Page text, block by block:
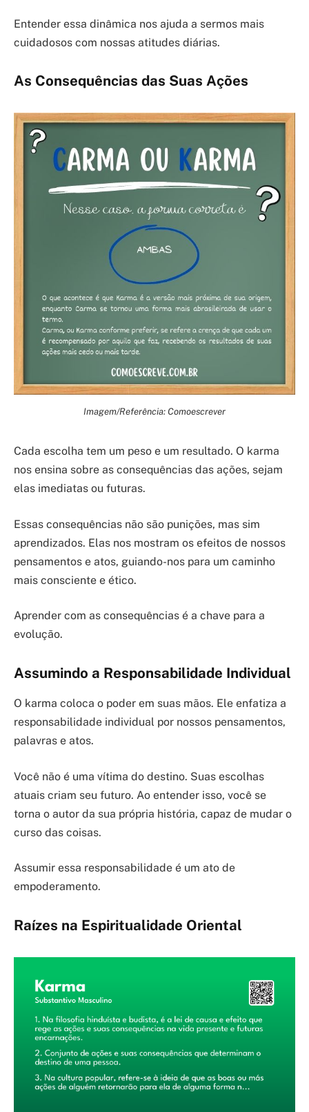
Entender essa dinâmica nos ajuda a sermos mais
cuidadosos com nossas atitudes diárias.
As Consequências das Suas Ações
Imagem/Referência: Comoescrever
Cada escolha tem um peso e um resultado. O karma
nos ensina sobre as consequências das ações, sejam
elas imediatas ou futuras.
Essas consequências não são punições, mas sim
aprendizados. Elas nos mostram os efeitos de nossos
pensamentos e atos, guiando-nos para um caminho
mais consciente e ético.
Aprender com as consequências é a chave para a
evolução.
Assumindo a Responsabilidade Individual
O karma coloca o poder em suas mãos. Ele enfatiza a
responsabilidade individual por nossos pensamentos,
palavras e atos.
Você não é uma vítima do destino. Suas escolhas
atuais criam seu futuro. Ao entender isso, você se
torna o autor da sua própria história, capaz de mudar o
curso das coisas.
Assumir essa responsabilidade é um ato de
empoderamento.
Raízes na Espiritualidade Oriental